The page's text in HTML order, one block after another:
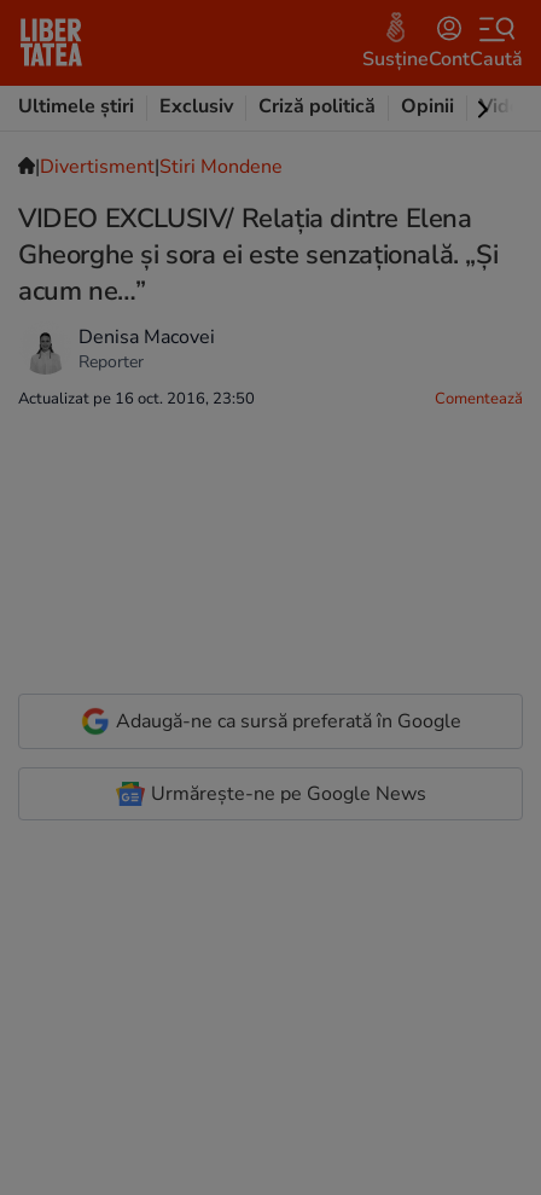
SusțineContCaută
Ultimele știri
Exclusiv Criză politică Opinii Video
|Divertisment|Stiri Mondene
VIDEO EXCLUSIV/ Relația dintre Elena
Gheorghe și sora ei este senzațională. „Și
acum ne…”
Denisa Macovei
Reporter
Actualizat pe 16 oct. 2016, 23:50 Comentează
Adaugă-ne ca sursă preferată în Google
Urmărește-ne pe Google News